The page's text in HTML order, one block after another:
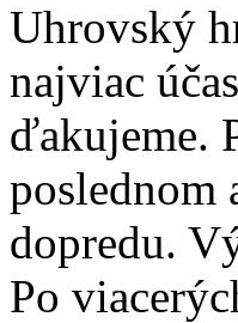
Uhrovský
najviac
ďakujeme.
poslednom
dopredu.
Po